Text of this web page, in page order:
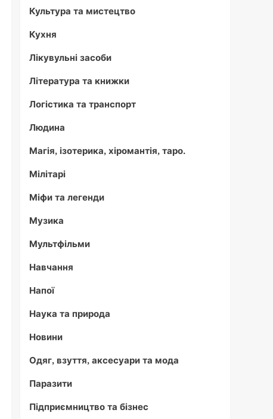
Культура та мистецтво
Кухня
Лікувульні засоби
Література та книжки
Логістика та транспорт
Людина
Магія, ізотерика, хіромантія, таро.
Мілітарі
Міфи та легенди
Музика
Мультфільми
Навчання
Напої
Наука та природа
Новини
Одяг, взуття, аксесуари та мода
Паразити
Підприємництво та бізнес